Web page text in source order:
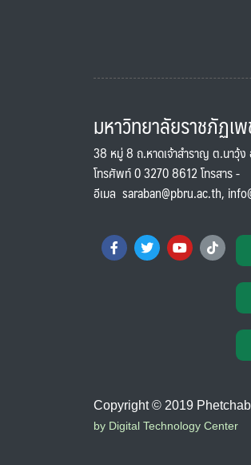
มหาวิทยาลัยราชภัฏเ
38 หมู่ 8 ถ.หาดเจ้าสำราญ ต.นาวุ้
โทรศัพท์ 0 3270 8612 โทรสาร -
อีเมล saraban@pbru.ac.th,
Copyright © 2019
by Digital Technology Center